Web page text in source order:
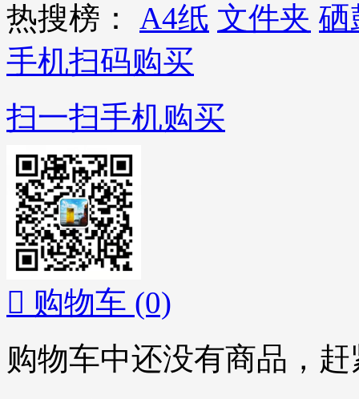
热搜榜： A4纸 文件夹 硒
手机扫码购买
扫一扫手机购买
 购物车 (0)
购物车中还没有商品，